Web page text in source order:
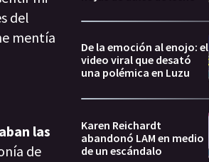
del
mentía
las
de
De la emoción al enojo: el
video viral que desató
una polémica en Luzu
Karen Reichardt
abandonó LAM en medio
de un escándalo